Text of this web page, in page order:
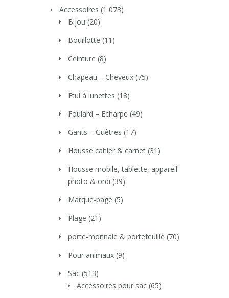
Accessoires (1 073)
Bijou (20)
Bouillotte (11)
Ceinture (8)
Chapeau – Cheveux (75)
Etui à lunettes (18)
Foulard – Echarpe (49)
Gants – Guêtres (17)
Housse cahier & carnet (31)
Housse mobile, tablette, appareil
photo & ordi (39)
Marque-page (5)
Plage (21)
porte-monnaie & portefeuille (70)
Pour animaux (9)
Sac (513)
Accessoires pour sac (65)